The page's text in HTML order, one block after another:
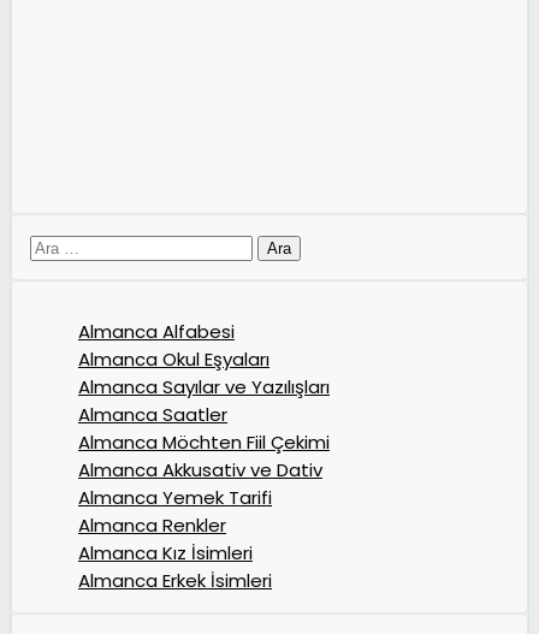
için
Almanca Alfabesi
Almanca Okul Eşyaları
Almanca Sayılar ve Yazılışları
Almanca Saatler
Almanca Möchten Fiil Çekimi
Almanca Akkusativ ve Dativ
Almanca Yemek Tarifi
Almanca Renkler
Almanca Kız İsimleri
Almanca Erkek İsimleri